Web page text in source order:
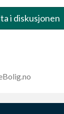
i diskusjonen